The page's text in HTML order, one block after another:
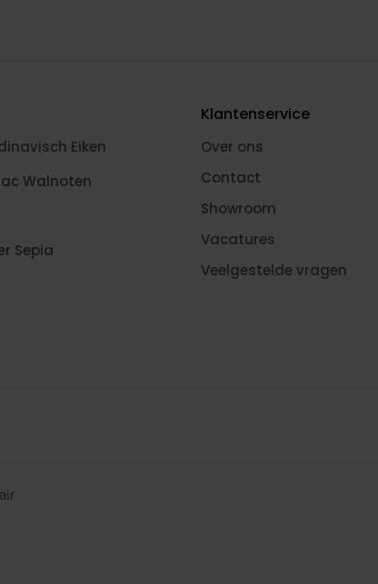
Eiken
Walnoten
Sepia
Klantenservice
Over ons
Contact
Showroom
Vacatures
Veelgestelde vragen